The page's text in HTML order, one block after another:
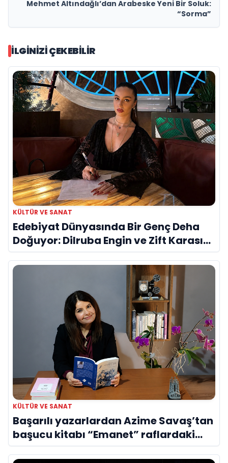
Mehmet Altındağlı’dan Arabeske Yeni Bir Soluk:
“Sorma”
İLGINIZI ÇEKEBILIR
KÜLTÜR VE SANAT
Edebiyat Dünyasında Bir Genç Deha
Doğuyor: Dilruba Engin ve Zift Karası
Evreni ‘AVENOİR’
KÜLTÜR VE SANAT
Başarılı yazarlardan Azime Savaş’tan
başucu kitabı “Emanet” raflardaki
yerini aldı